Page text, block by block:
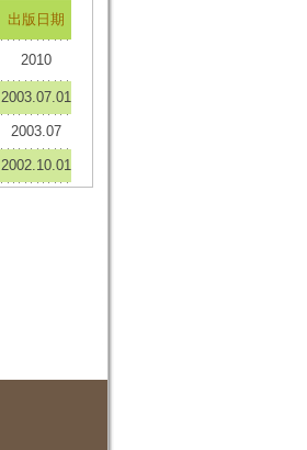
出版日期
2010
2003.07.01
2003.07
2002.10.01